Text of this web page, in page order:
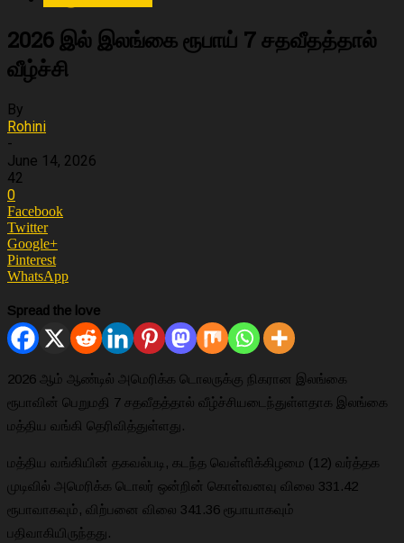
2026 இல் இலங்கை ரூபாய் 7 சதவீதத்தால்
வீழ்ச்சி
By
Rohini
-
June 14, 2026
42
0
Facebook
Twitter
Google+
Pinterest
WhatsApp
Spread the love
2026 ஆம் ஆண்டில் அமெரிக்க டொலருக்கு நிகரான இலங்கை
ரூபாவின் பெறுமதி 7 சதவீதத்தால் வீழ்ச்சியடைந்துள்ளதாக இலங்கை
மத்திய வங்கி தெரிவித்துள்ளது.
மத்திய வங்கியின் தகவல்படி, கடந்த வெள்ளிக்கிழமை (12) வர்த்தக
முடிவில் அமெரிக்க டொலர் ஒன்றின் கொள்வனவு விலை 331.42
ரூபாவாகவும், விற்பனை விலை 341.36 ரூபாயாகவும்
பதிவாகியிருந்தது.